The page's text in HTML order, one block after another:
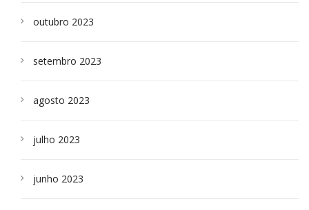
outubro 2023
setembro 2023
agosto 2023
julho 2023
junho 2023